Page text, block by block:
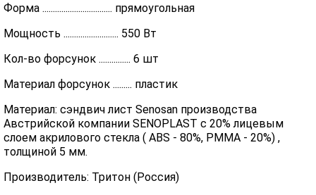
Форма ................................. прямоугольная
Мощность .......................... 550 Вт
Кол-во форсунок ............... 6 шт
Материал форсунок ......... пластик
Материал: сэндвич лист Senosan производства
Австрийской компании SENOPLAST c 20% лицевым
слоем акрилового стекла ( ABS - 80%, PMMA - 20%) ,
толщиной 5 мм.
Производитель: Тритон (Россия)